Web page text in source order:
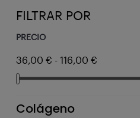
FILTRAR POR
PRECIO
36,00 € - 116,00 €
Colágeno